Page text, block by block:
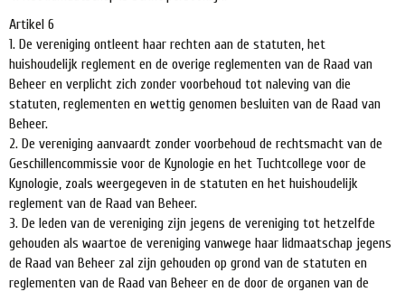
Artikel 6
1. De vereniging ontleent haar rechten aan de statuten, het
huishoudelijk reglement en de overige reglementen van de Raad van
Beheer en verplicht zich zonder voorbehoud tot naleving van die
statuten, reglementen en wettig genomen besluiten van de Raad van
Beheer.
2. De vereniging aanvaardt zonder voorbehoud de rechtsmacht van de
Geschillencommissie voor de Kynologie en het Tuchtcollege voor de
Kynologie, zoals weergegeven in de statuten en het huishoudelijk
reglement van de Raad van Beheer.
3. De leden van de vereniging zijn jegens de vereniging tot hetzelfde
gehouden als waartoe de vereniging vanwege haar lidmaatschap jegens
de Raad van Beheer zal zijn gehouden op grond van de statuten en
reglementen van de Raad van Beheer en de door de organen van de